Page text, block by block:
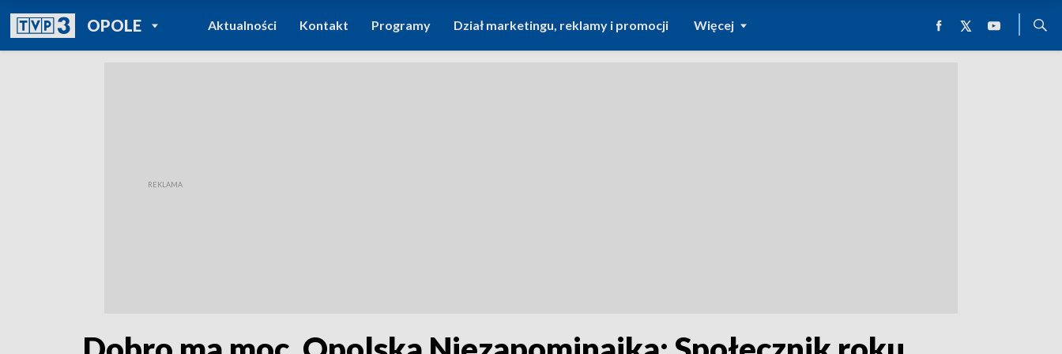
OPOLEPOWRÓT DO
TVP REGIONY
Aktualności Kontakt Programy Dział marketingu, reklamy i promocji Więcej